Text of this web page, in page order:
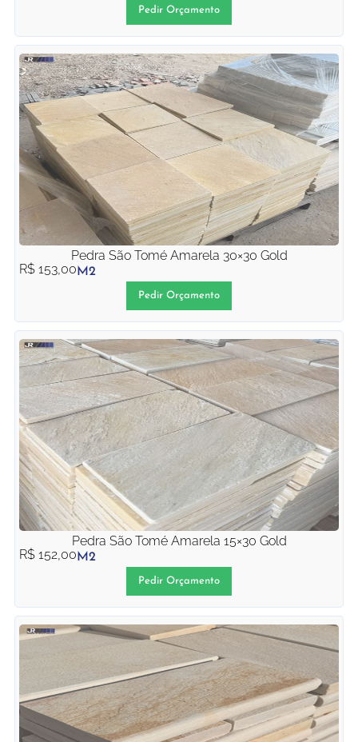
Pedir Orçamento
Pedra São Tomé Amarela 30×30 Gold
R$ 153,00M2
Pedir Orçamento
Pedra São Tomé Amarela 15×30 Gold
R$ 152,00M2
Pedir Orçamento